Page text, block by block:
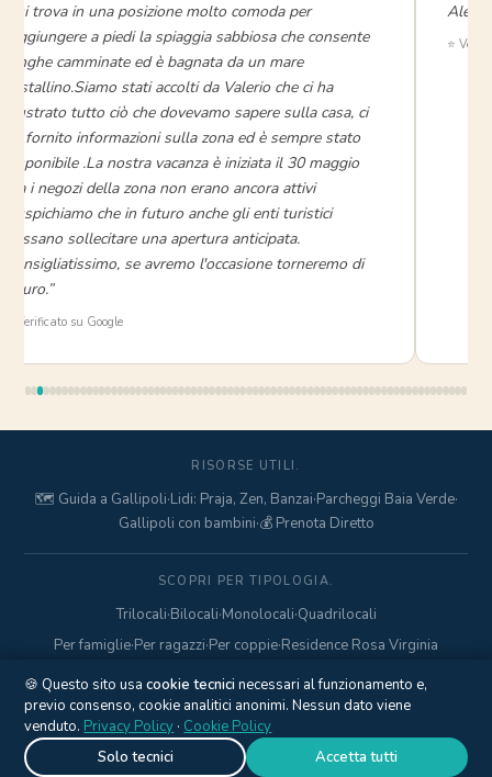
e si trova in una posizione molto comoda per
raggiungere a piedi la spiaggia sabbiosa che consente
lunghe camminate ed è bagnata da un mare
cristallino.Siamo stati accolti da Valerio che ci ha
illustrato tutto ciò che dovevamo sapere sulla casa, ci
ha fornito informazioni sulla zona ed è sempre stato
disponibile .La nostra vacanza è iniziata il 30 maggio
ma i negozi della zona non erano ancora attivi
,auspichiamo che in futuro anche gli enti turistici
possano sollecitare una apertura anticipata.
Consigliatissimo, se avremo l'occasione torneremo di
sicuro.”
⭐ Verificato su Google
⭐
RISORSE UTILI.
🗺️ Guida a Gallipoli·Lidi: Praja, Zen, Banzai·Parcheggi Baia Verde·
Gallipoli con bambini·💰 Prenota Diretto
SCOPRI PER TIPOLOGIA.
Trilocali·Bilocali·Monolocali·Quadrilocali
Per famiglie·Per ragazzi·Per coppie·Residence Rosa Virginia
© 2017–2026 Gallipolitravel di Marcello Mario · Via Pisa, 18 ·
Gallipoli (LE) · P.IVA04845840752·
Policy· Cookie Policy Gestisci cookie
🍪 Questo sito usacookie tecnici necessari al funzionamento e,
previo consenso, cookie analitici anonimi. Nessun dato viene
venduto. Privacy Policy · Cookie Policy
Solo tecnici
Accetta tutti